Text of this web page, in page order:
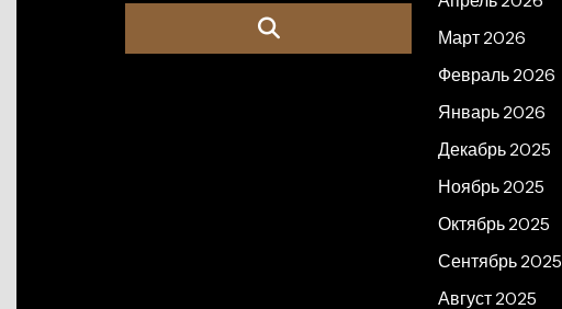
Март 2026
Февраль 2026
Январь 2026
Декабрь 2025
Ноябрь 2025
Октябрь 2025
Сентябрь 2025
Август 2025